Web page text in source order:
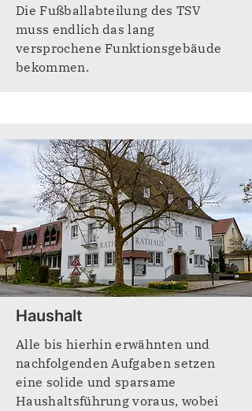
Die Fußballabteilung des TSV
muss endlich das lang
versprochene Funktionsgebäude
bekommen.
Haushalt
Alle bis hierhin erwähnten und
nachfolgenden Aufgaben setzen
eine solide und sparsame
Haushaltsführung voraus, wobei